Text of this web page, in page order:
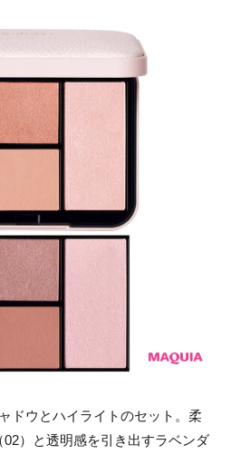
ドウとハイライトのセット。柔
）と透明感を引き出すラベンダ